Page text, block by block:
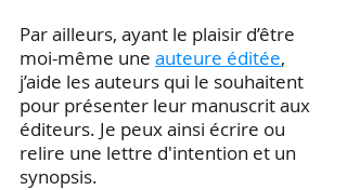
​Par ailleurs, ayant le plaisir d’être
moi-même une auteure éditée,
j’aide les auteurs qui le souhaitent
pour présenter leur manuscrit aux
éditeurs. Je peux ainsi écrire ou
relire une lettre d'intention et un
synopsis.